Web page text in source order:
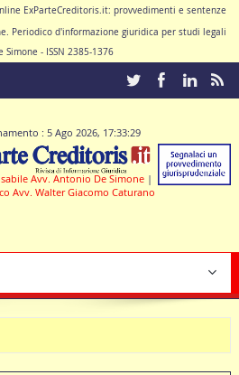
ExParteCreditoris.it: provvedimenti e sentenze
Periodico d'informazione giuridica per studi legali
- ISSN 2385-1376
: 5 Ago 2026, 17:33:29
Avv. Antonio De Simone |
Avv. Walter Giacomo Caturano